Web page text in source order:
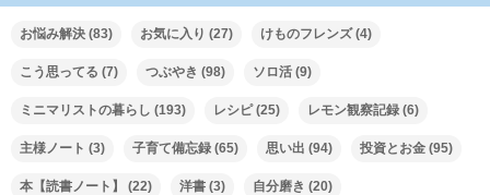
お悩み解決 (83) お気に入り (27) けものフレンズ(4)
こう思ってる (7) つぶやき (98) ソロ活 (9)
ミニマリストの暮らし (193) レシピ(25) レモン観察記録 (6)
主様ノート (3) 子育て備忘録 (65) 思い出 (94) 投資とお金 (95)
本【読書ノート】 (22) 洋書 (3) 自分磨き (20)